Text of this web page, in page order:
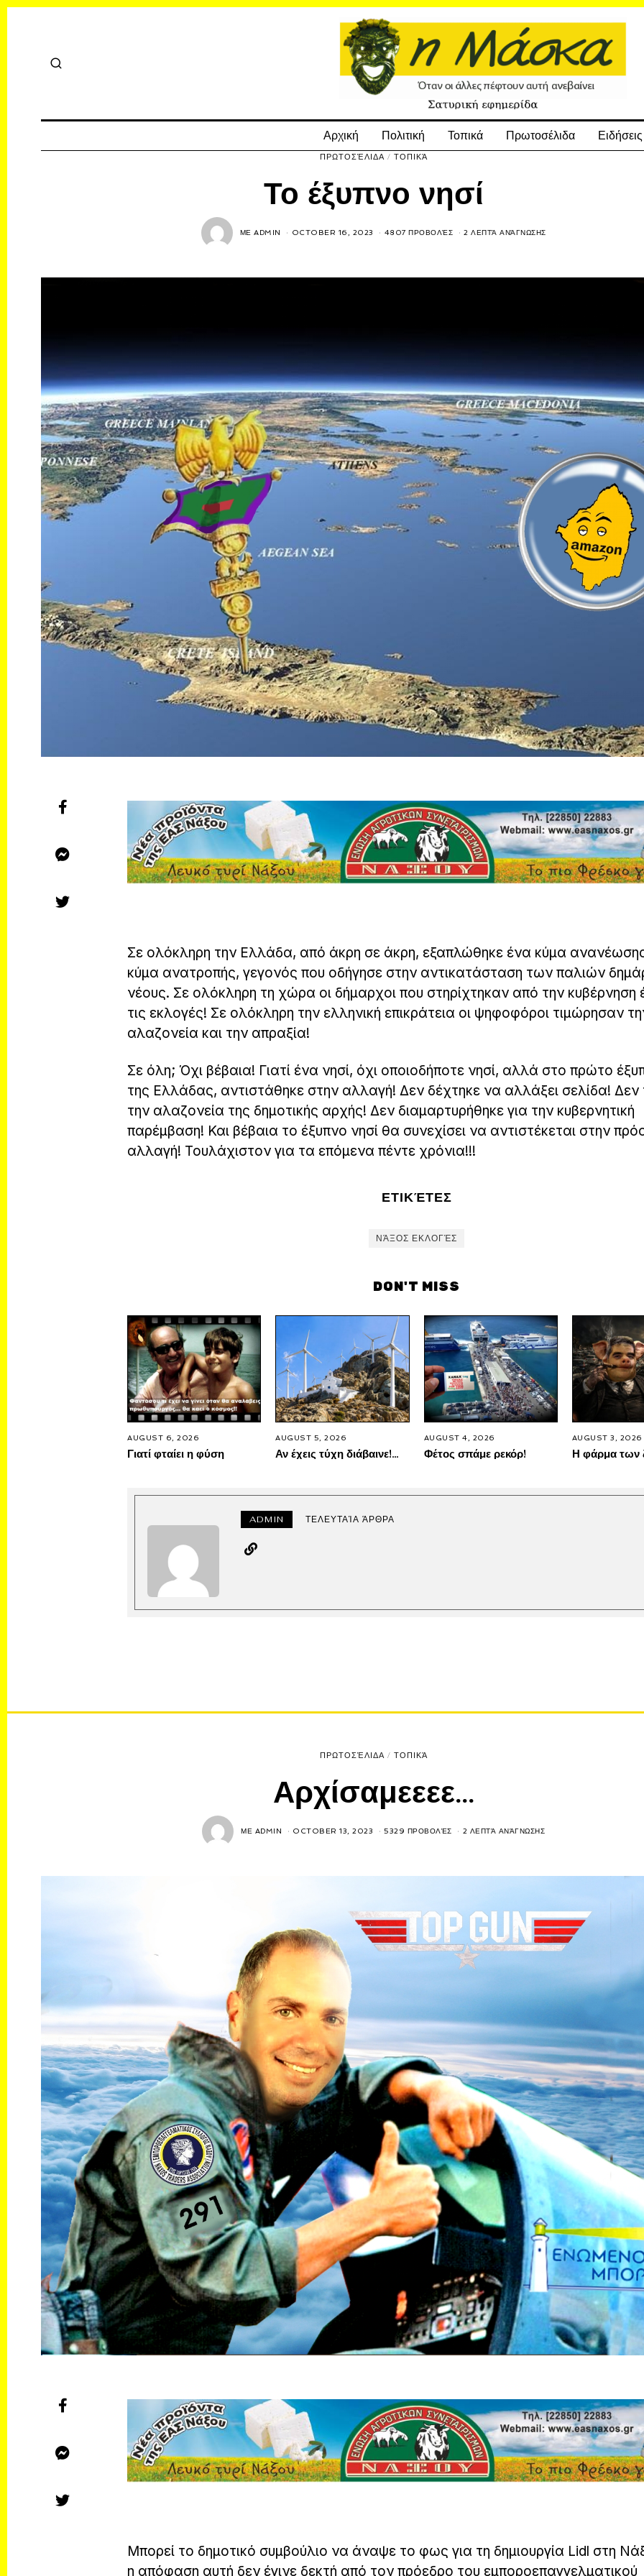
Αρχική Πολιτική Τοπικά Πρωτοσέλιδα Ειδήσεις
ΠΡΩΤΟΣΈΛΙΔΑ / ΤΟΠΙΚΆ
Το έξυπνο νησί
ΜΕ ADMIN OCTOBER 16, 2023 4807 ΠΡΟΒΟΛΈΣ 2 ΛΕΠΤΆ ΑΝΆΓΝΩΣΗΣ
Σε ολόκληρη την Ελλάδα, από άκρη σε άκρη, εξαπλώθηκε ένα κύμα
κύμα ανατροπής, γεγονός που οδήγησε στην αντικατάσταση των παλιών
νέους. Σε ολόκληρη τη χώρα οι δήμαρχοι που στηρίχτηκαν από την
τις εκλογές! Σε ολόκληρη την ελληνική επικράτεια οι ψηφοφόροι τιμώρησαν
αλαζονεία και την απραξία!
Σε όλη; Όχι βέβαια! Γιατί ένα νησί, όχι οποιοδήποτε νησί, αλλά στο πρώτο
της Ελλάδας, αντιστάθηκε στην αλλαγή! Δεν δέχτηκε να αλλάξει σελίδα! Δεν
την αλαζονεία της δημοτικής αρχής! Δεν διαμαρτυρήθηκε για την κυβερνητική
παρέμβαση! Και βέβαια το έξυπνο νησί θα συνεχίσει να αντιστέκεται στην
αλλαγή! Τουλάχιστον για τα επόμενα πέντε χρόνια!!!
ΕΤΙΚΈΤΕΣ
ΝΆΞΟΣ ΕΚΛΟΓΈΣ
DON'T MISS
AUGUST 6, 2026
Γιατί φταίει η φύση
AUGUST 5, 2026
Αν έχεις τύχη διάβαινε!…
AUGUST 4, 2026
Φέτος σπάμε ρεκόρ!
AUGUST 3, 2026
Η φάρμα των
ADMIN ΤΕΛΕΥΤΑΊΑ ΆΡΘΡΑ
ΠΡΩΤΟΣΈΛΙΔΑ / ΤΟΠΙΚΆ
Αρχίσαμεεεε…
ΜΕ ADMIN OCTOBER 13, 2023 5329 ΠΡΟΒΟΛΈΣ 2 ΛΕΠΤΆ ΑΝΆΓΝΩΣΗΣ
Μπορεί το δημοτικό συμβούλιο να άναψε το φως για τη δημιουργία Lidl στη
η απόφαση αυτή δεν έγινε δεκτή από τον πρόεδρο του εμποροεπαγγελματικού